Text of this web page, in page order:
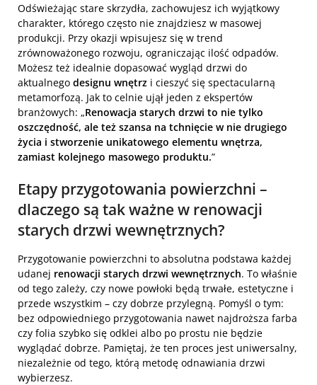
Odświeżając stare skrzydła, zachowujesz ich wyjątkowy
charakter, którego często nie znajdziesz w masowej
produkcji. Przy okazji wpisujesz się w trend
zrównoważonego rozwoju, ograniczając ilość odpadów.
Możesz też idealnie dopasować wygląd drzwi do
aktualnego designu wnętrz i cieszyć się spectacularną
metamorfozą. Jak to celnie ujął jeden z ekspertów
branżowych: „Renowacja starych drzwi to nie tylko
oszczędność, ale też szansa na tchnięcie w nie drugiego
życia i stworzenie unikatowego elementu wnętrza,
zamiast kolejnego masowego produktu.”
Etapy przygotowania powierzchni –
dlaczego są tak ważne w renowacji
starych drzwi wewnętrznych?
Przygotowanie powierzchni to absolutna podstawa każdej
udanej renowacji starych drzwi wewnętrznych. To właśnie
od tego zależy, czy nowe powłoki będą trwałe, estetyczne i
przede wszystkim – czy dobrze przylegną. Pomyśl o tym:
bez odpowiedniego przygotowania nawet najdroższa farba
czy folia szybko się odklei albo po prostu nie będzie
wyglądać dobrze. Pamiętaj, że ten proces jest uniwersalny,
niezależnie od tego, którą metodę odnawiania drzwi
wybierzesz.